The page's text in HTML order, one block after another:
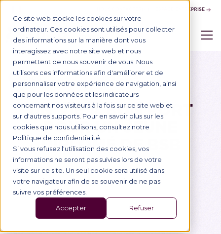
Ce site web stocke les cookies sur votre
ordinateur. Ces cookies sont utilisés pour collecter
des informations sur la manière dont vous
interagissez avec notre site web et nous
permettent de nous souvenir de vous. Nous
utilisons ces informations afin d'améliorer et de
personnaliser votre expérience de navigation, ainsi
que pour les données et les indicateurs
concernant nos visiteurs à la fois sur ce site web et
sur d'autres supports. Pour en savoir plus sur les
cookies que nous utilisons, consultez notre
Politique de confidentialité.
Si vous refusez l'utilisation des cookies, vos
informations ne seront pas suivies lors de votre
visite sur ce site. Un seul cookie sera utilisé dans
votre navigateur afin de se souvenir de ne pas
suivre vos préférences.
Accepter Refuser
ESPACE ENTREPRISE
Blog Alumni 19/3/2024
UN VIE À BON PORT
POUR UN JEUNE
DIPLÔMÉ DE BSB